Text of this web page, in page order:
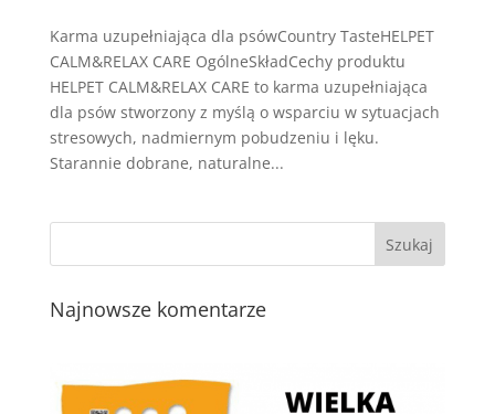
Karma uzupełniająca dla psówCountry TasteHELPET
CALM&RELAX CARE OgólneSkładCechy produktu
HELPET CALM&RELAX CARE to karma uzupełniająca
dla psów stworzony z myślą o wsparciu w sytuacjach
stresowych, nadmiernym pobudzeniu i lęku.
Starannie dobrane, naturalne...
Najnowsze komentarze